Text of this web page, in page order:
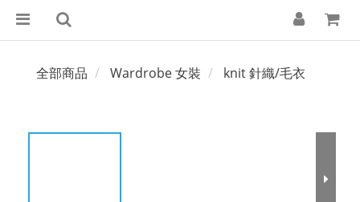
全部商品 Wardrobe 女裝 knit 針織/毛衣